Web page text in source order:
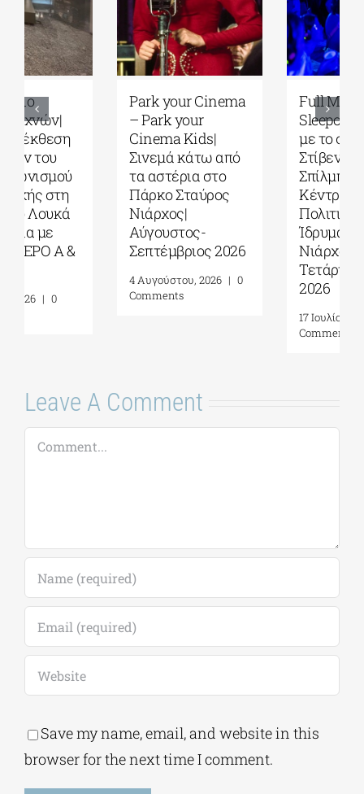
Park your Cinema
– Park your
Cinema Kids|
Σινεμά κάτω από
τα αστέρια στο
Πάρκο Σταύρος
Νιάρχος|
Αύγουστος-
Σεπτέμβριος 2026
| 0
Comments
Full Moon
Sleepover παρέα
με το σινεμά του
Στίβεν
Σπίλμπεργκ στο
Κέντρο
Ίδρυμα Σταύρος
Νιάρχος (ΚΠΙΣΝ)|
Τετάρτη 29 Ιουλίου
2026
0
Leave A Comment
Comment
Save my name, email, and website in this
browser for the next time I comment.